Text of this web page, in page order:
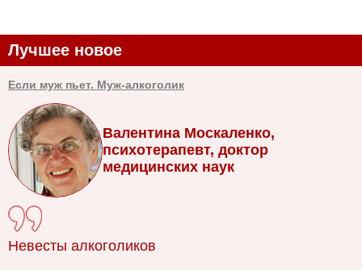
Лучшее новое
Если муж пьет. Муж-алкоголик
Валентина Москаленко,
психотерапевт, доктор
медицинских наук
Невесты алкоголиков